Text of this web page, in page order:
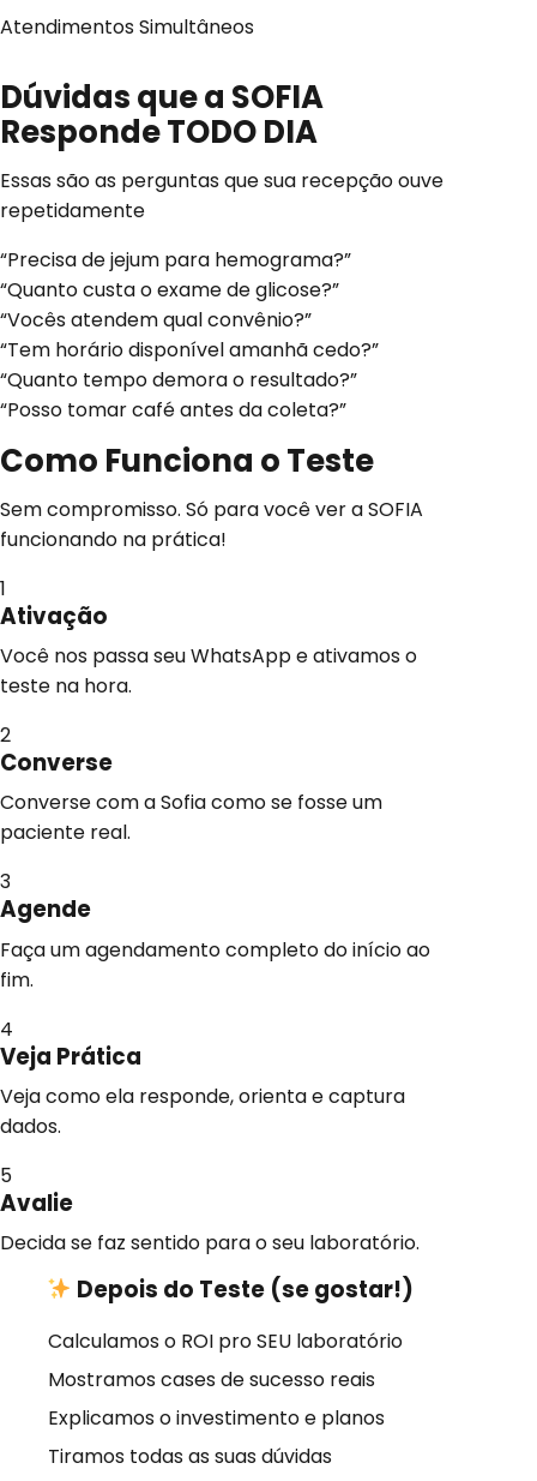
Atendimentos Simultâneos
Dúvidas que a SOFIA
RespondeTODO DIA
Essas são as perguntas que sua recepção ouve
repetidamente
“Precisa de jejum para hemograma?”
“Quanto custa o exame de glicose?”
“Vocês atendem qual convênio?”
“Tem horário disponível amanhã cedo?”
“Quanto tempo demora o resultado?”
“Posso tomar café antes da coleta?”
Como Funciona oTeste
Sem compromisso. Só para você ver a SOFIA
funcionando na prática!
1
Ativação
Você nos passa seu WhatsApp e ativamos o
teste na hora.
2
Converse
Converse com a Sofia como se fosse um
paciente real.
3
Agende
Faça um agendamento completo do início ao
fim.
4
Veja Prática
Veja como ela responde, orienta e captura
dados.
5
Avalie
Decida se faz sentido para o seu laboratório.
Depois do Teste (se gostar!)
Calculamos o ROI pro SEU laboratório
Mostramos cases de sucesso reais
Explicamos o investimento e planos
Tiramos todas as suas dúvidas